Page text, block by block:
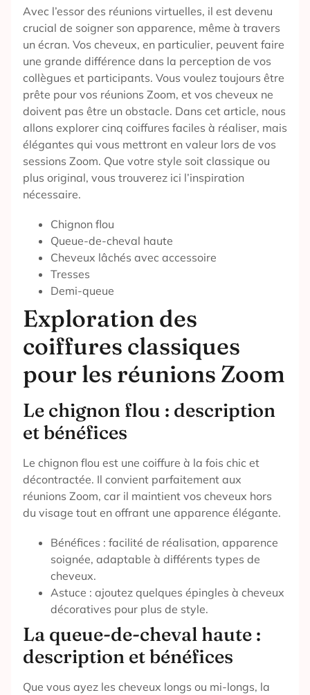
Avec l’essor des réunions virtuelles, il est devenu
crucial de soigner son apparence, même à travers
un écran. Vos cheveux, en particulier, peuvent faire
une grande différence dans la perception de vos
collègues et participants. Vous voulez toujours être
prête pour vos réunions Zoom, et vos cheveux ne
doivent pas être un obstacle. Dans cet article, nous
allons explorer cinq coiffures faciles à réaliser, mais
élégantes qui vous mettront en valeur lors de vos
sessions Zoom. Que votre style soit classique ou
plus original, vous trouverez ici l’inspiration
nécessaire.
Chignon flou
Queue-de-cheval haute
Cheveux lâchés avec accessoire
Tresses
Demi-queue
Exploration des
coiffures classiques
pour les réunions Zoom
Le chignon flou : description
et bénéfices
Le chignon flou est une coiffure à la fois chic et
décontractée. Il convient parfaitement aux
réunions Zoom, car il maintient vos cheveux hors
du visage tout en offrant une apparence élégante.
Bénéfices : facilité de réalisation, apparence
soignée, adaptable à différents types de
cheveux.
Astuce : ajoutez quelques épingles à cheveux
décoratives pour plus de style.
La queue-de-cheval haute :
description et bénéfices
Que vous ayez les cheveux longs ou mi-longs, la